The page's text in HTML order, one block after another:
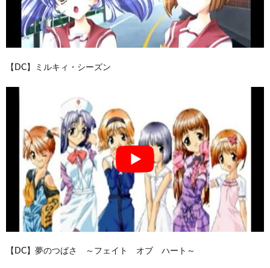
【DC】ミルキィ・シーズン
【DC】夢のつばさ ～フェイト オブ ハート～